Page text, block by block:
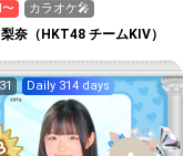
〜 カラオケ🎤
奈（HKT48 チームKIV）
Daily 314 days